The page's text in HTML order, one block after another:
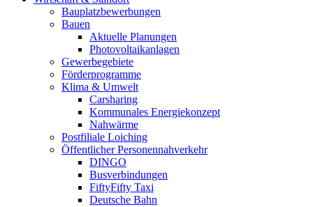
Bauplatzbewerbungen
Bauen
Aktuelle Planungen
Photovoltaikanlagen
Gewerbegebiete
Förderprogramme
Klima & Umwelt
Carsharing
Kommunales Energiekonzept
Nahwärme
Postfiliale Loiching
Öffentlicher Personennahverkehr
DINGO
Busverbindungen
FiftyFifty Taxi
Deutsche Bahn